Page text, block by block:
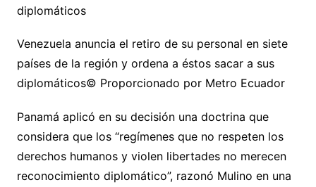
Venezuela anuncia el retiro de su personal en siete
países de la región y ordena a éstos sacar a sus
diplomáticos© Proporcionado por Metro Ecuador
Panamá aplicó en su decisión una doctrina que
considera que los “regímenes que no respeten los
derechos humanos y violen libertades no merecen
reconocimiento diplomático”, razonó Mulino en una